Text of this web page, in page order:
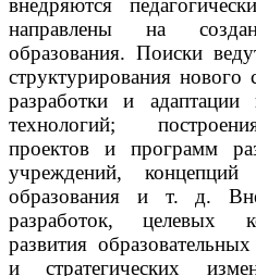
внедряются
направлены на
образования. Поиски
структурирования нового
разработки и адаптации
технологий;
проектов и программ
учреждений,
образования и т. д.
разработок, целевых
развития
и стратегических